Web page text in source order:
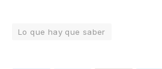
Lo que hay que saber